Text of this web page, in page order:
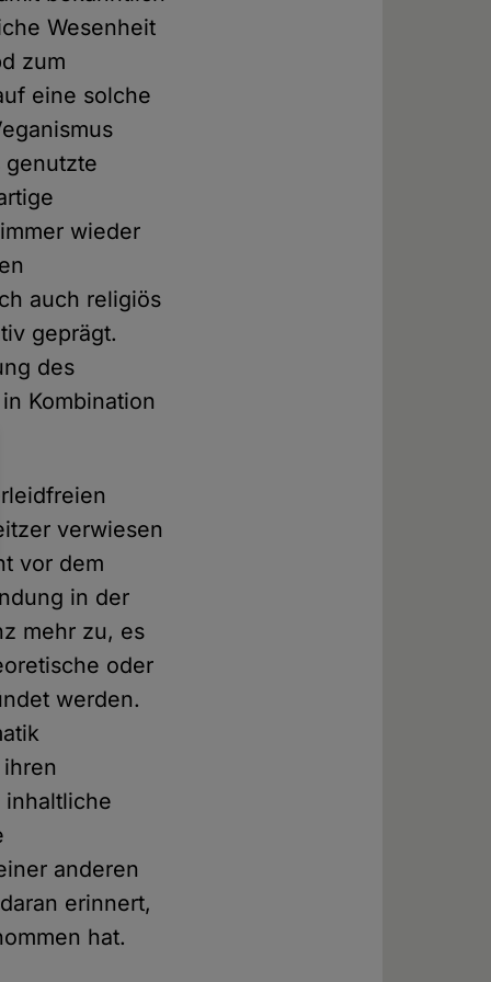
Wesenheit
zum
eine solche
genutzte
wieder
auch religiös
geprägt.
des
Kombination
verwiesen
vor dem
in der
mehr zu, es
oder
werden.
anderen
erinnert,
hat.